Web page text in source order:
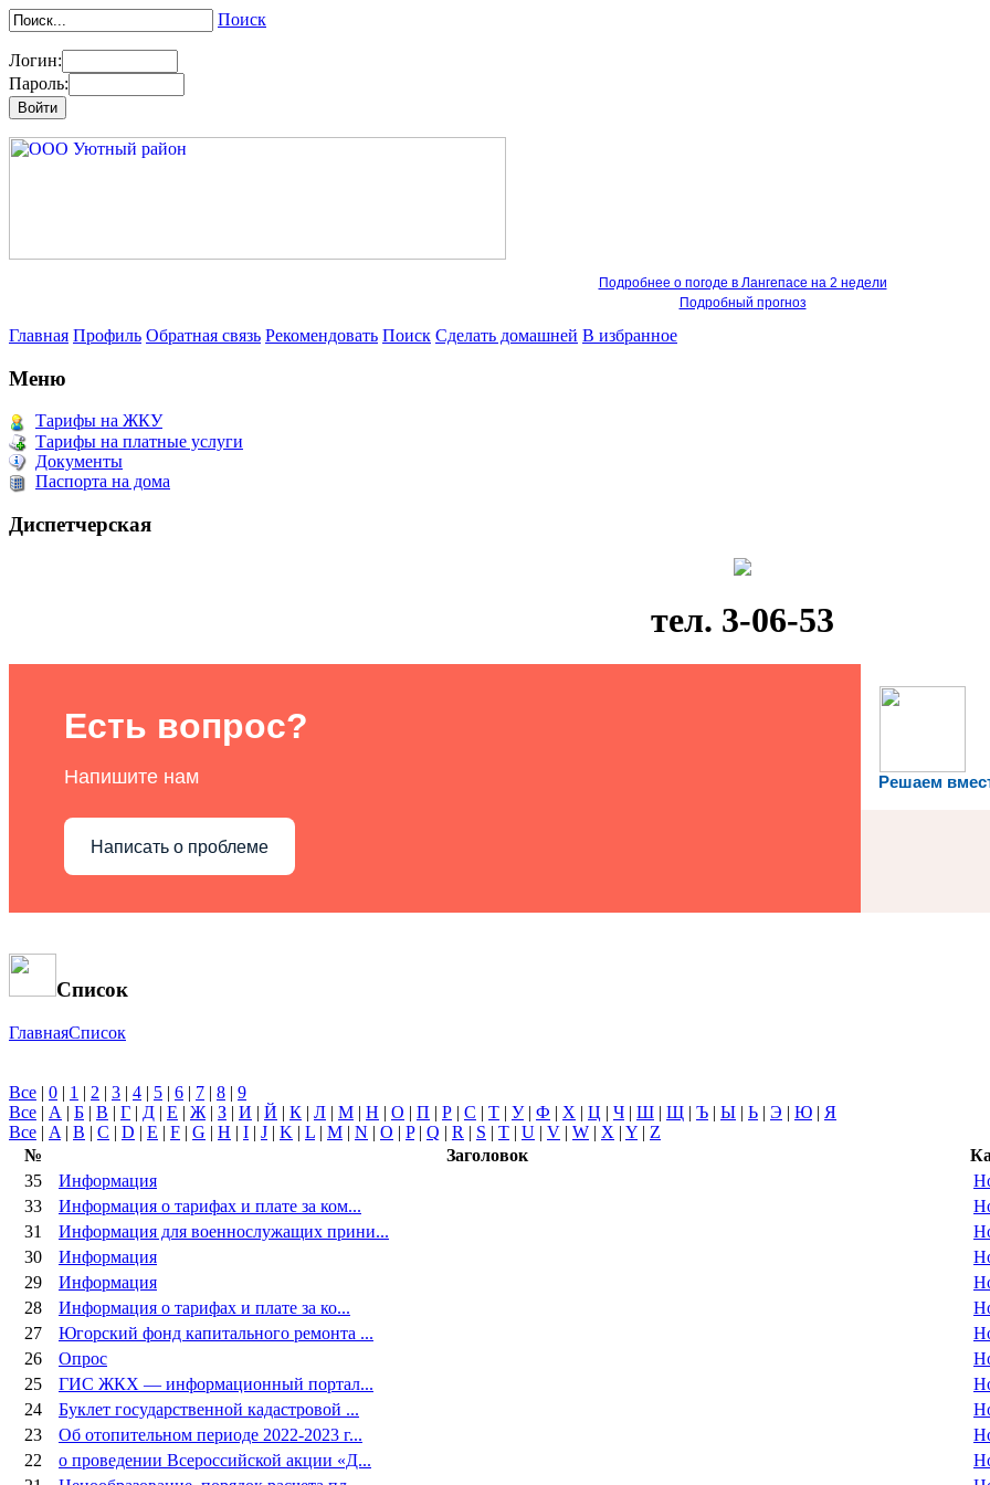
Поиск
Логин:
Пароль:
Подробнее о погоде в Лангепасе на 2 недели
Подробный прогноз
Главная Профиль Обратная связь Рекомендовать Поиск Сделать домашней В избранное
Меню
Тарифы на ЖКУ
Тарифы на платные услуги
Документы
Паспорта на дома
Диспетчерская
тел. 3-06-53
Решаем
Есть вопрос?
Напишите нам
Написать о проблеме
Список
ГлавнаяСписок
Все | 0 | 1 | 2 | 3 | 4 | 5 | 6 | 7 | 8 | 9
Все | А | Б | В | Г | Д | Е | Ж | З | И | Й | К | Л | М | Н | О | П | Р | С | Т | У| Ф | Х | Ц | Ч | Ш | Щ | Ъ | Ы | Ь | Э | Ю | Я
Все | A | B | C | D | E | F | G | H | I | J | K | L | M | N | O | P| Q | R | S | T | U | V | W | X | Y | Z
№
Заголовок
35
Информация
33
Информация о тарифах и плате за ком...
31
Информация для военнослужащих прини...
30
Информация
29
Информация
28
Информация о тарифах и плате за ко...
27
Югорский фонд капитального ремонта ...
26
Опрос
25
ГИС ЖКХ — информационный портал...
24
Буклет государственной кадастровой ...
23
Об отопительном периоде 2022-2023 г...
22
о проведении Всероссийской акции «Д...